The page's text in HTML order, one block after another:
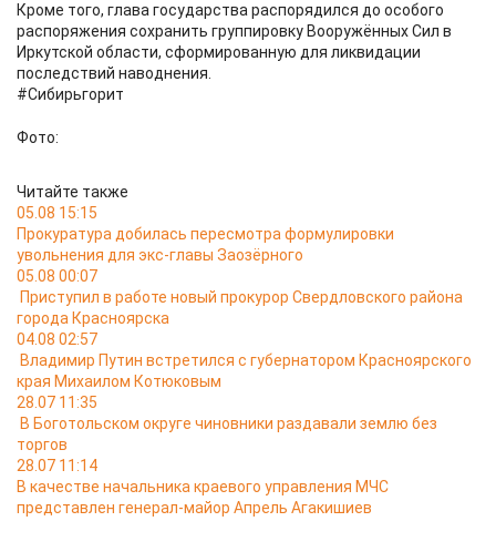
Кроме того, глава государства распорядился до особого
распоряжения сохранить группировку Вооружённых Сил в
Иркутской области, сформированную для ликвидации
последствий наводнения.
#Сибирьгорит
Фото:
Читайте также
05.08 15:15
Прокуратура добилась пересмотра формулировки
увольнения для экс-главы Заозёрного
05.08 00:07
Приступил в работе новый прокурор Свердловского района
города Красноярска
04.08 02:57
Владимир Путин встретился с губернатором Красноярского
края Михаилом Котюковым
28.07 11:35
В Боготольском округе чиновники раздавали землю без
торгов
28.07 11:14
В качестве начальника краевого управления МЧС
представлен генерал-майор Апрель Агакишиев